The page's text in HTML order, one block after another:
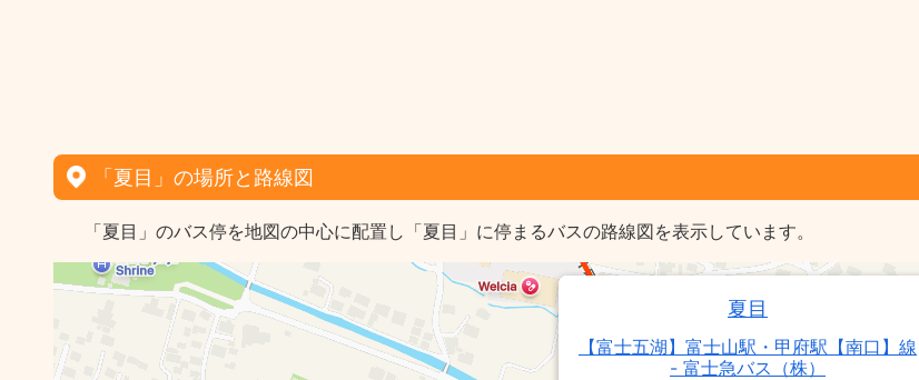
「夏目」の場所と路線図
「夏目」のバス停を地図の中心に配置し「夏目」に停まるバスの路線図を表示しています。
夏目
【富士五湖】富士山駅・甲府駅【南口】線
- 富士急バス（株）